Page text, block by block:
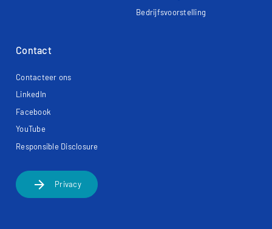
Bedrijfsvoorstelling
Contact
Contacteer ons
LinkedIn
Facebook
YouTube
Responsible Disclosure
arrow_forward Privacy